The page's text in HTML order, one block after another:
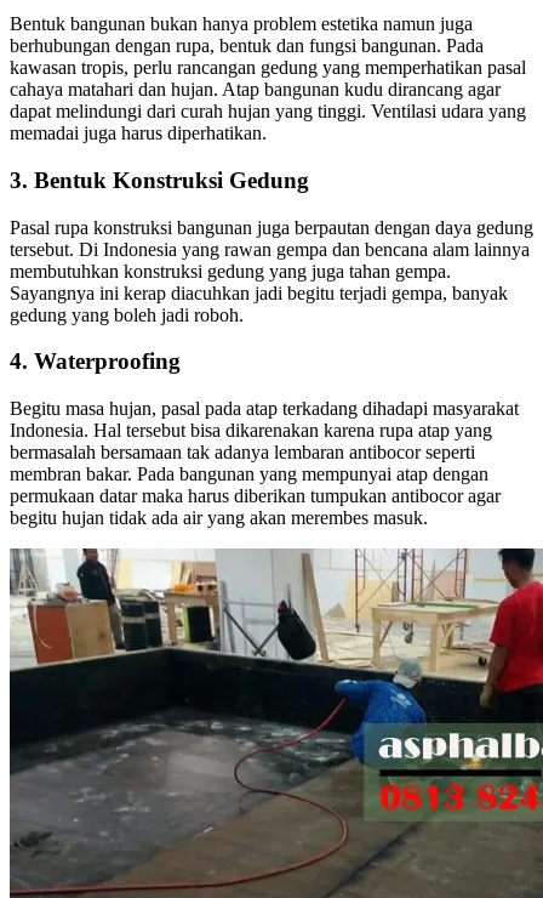
Bentuk bangunan bukan hanya problem estetika namun juga
berhubungan dengan rupa, bentuk dan fungsi bangunan. Pada
kawasan tropis, perlu rancangan gedung yang memperhatikan pasal
cahaya matahari dan hujan. Atap bangunan kudu dirancang agar
dapat melindungi dari curah hujan yang tinggi. Ventilasi udara yang
memadai juga harus diperhatikan.
3. Bentuk Konstruksi Gedung
Pasal rupa konstruksi bangunan juga berpautan dengan daya gedung
tersebut. Di Indonesia yang rawan gempa dan bencana alam lainnya
membutuhkan konstruksi gedung yang juga tahan gempa.
Sayangnya ini kerap diacuhkan jadi begitu terjadi gempa, banyak
gedung yang boleh jadi roboh.
4. Waterproofing
Begitu masa hujan, pasal pada atap terkadang dihadapi masyarakat
Indonesia. Hal tersebut bisa dikarenakan karena rupa atap yang
bermasalah bersamaan tak adanya lembaran antibocor seperti
membran bakar. Pada bangunan yang mempunyai atap dengan
permukaan datar maka harus diberikan tumpukan antibocor agar
begitu hujan tidak ada air yang akan merembes masuk.